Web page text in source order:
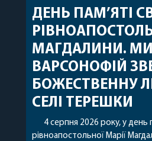
ДЕНЬ ПАМ’ЯТІ
МАГДАЛИНИ.
ВАРСОНОФІЙ
БОЖЕСТВЕННУ
СЕЛІ ТЕРЕШКИ
4 серпня 2026 року, у день
рівноапостольної Марії